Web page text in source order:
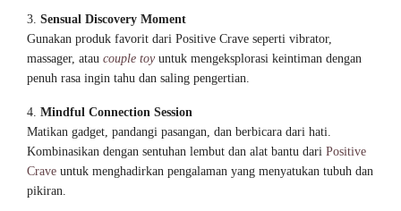
Sensual Discovery Moment
Gunakan produk favorit dari Positive Crave seperti vibrator,
massager, atau couple toyuntuk mengeksplorasi keintiman dengan
penuh rasa ingin tahu dan saling pengertian.
Mindful Connection Session
Matikan gadget, pandangi pasangan, dan berbicara dari hati.
Kombinasikan dengan sentuhan lembut dan alat bantu dari Positive
Crave untuk menghadirkan pengalaman yang menyatukan tubuh dan
pikiran.